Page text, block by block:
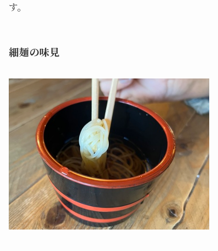
す。
細麺の味見